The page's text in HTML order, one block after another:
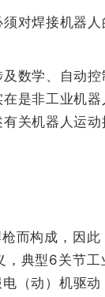
对焊接机器人
数学、自动控
是非工业机器
关机器人运动
而构成，因此
，典型6关节工
（动）机驱动